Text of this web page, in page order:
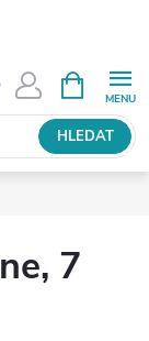
HLEDAT
NÁKUPNÍ
KOŠÍK
7